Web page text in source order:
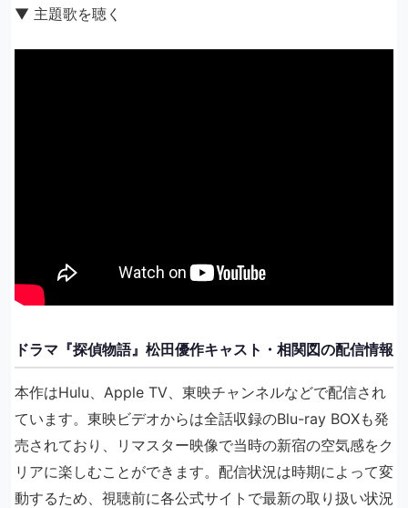
▼ 主題歌を聴く
ドラマ『探偵物語』松田優作キャスト・相関図の配信情報
本作はHulu、Apple TV、東映チャンネルなどで配信され
ています。東映ビデオからは全話収録のBlu-ray BOXも発
売されており、リマスター映像で当時の新宿の空気感をク
リアに楽しむことができます。配信状況は時期によって変
動するため、視聴前に各公式サイトで最新の取り扱い状況